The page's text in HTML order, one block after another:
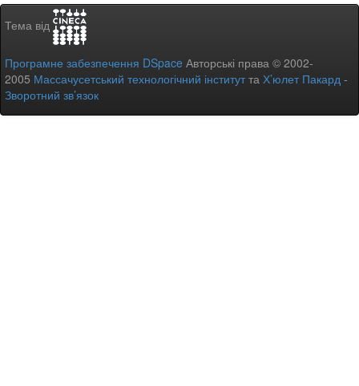
Тема від
Програмне забезпечення DSpace Авторські права © 2002-
2005 Массачусетський технологічний інститутта Х’юлет Пакард -
Зворотний зв’язок